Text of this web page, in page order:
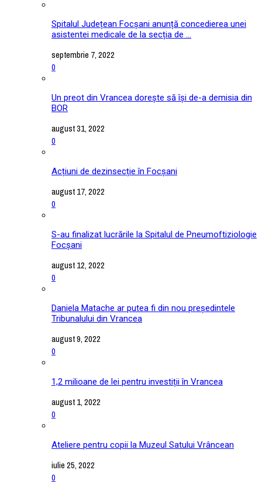
Spitalul Județean Focșani anunță concedierea unei
asistentei medicale de la secția de ...
septembrie 7, 2022
0
Un preot din Vrancea dorește să își de-a demisia din
BOR
august 31, 2022
0
Acțiuni de dezinsecție în Focșani
august 17, 2022
0
S-au finalizat lucrările la Spitalul de Pneumoftiziologie
Focșani
august 12, 2022
0
Daniela Matache ar putea fi din nou președintele
Tribunalului din Vrancea
august 9, 2022
0
1,2 milioane de lei pentru investiții în Vrancea
august 1, 2022
0
Ateliere pentru copii la Muzeul Satului Vrâncean
iulie 25, 2022
0